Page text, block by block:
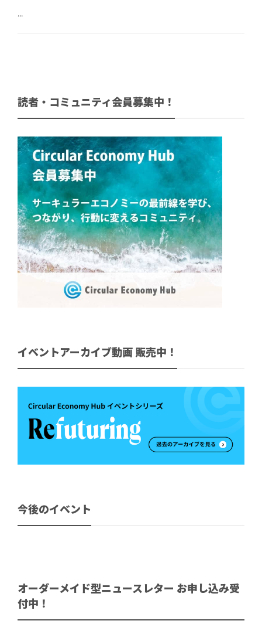
...
読者・コミュニティ会員募集中！
イベントアーカイブ動画 販売中！
今後のイベント
オーダーメイド型ニュースレター お申し込み受
付中！